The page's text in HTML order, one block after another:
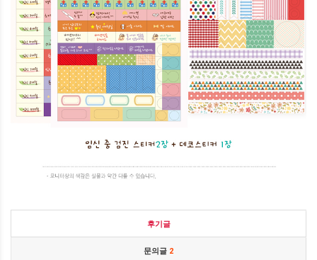
후기글
문의글 2